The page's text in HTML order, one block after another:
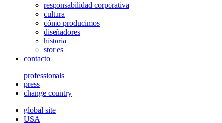
responsabilidad corporativa
cultura
cómo producimos
diseñadores
historia
stories
contacto
professionals
press
change country
global site
USA